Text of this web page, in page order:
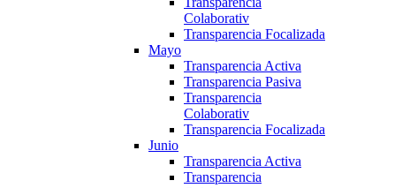
Colaborativ
Transparencia Focalizada
Mayo
Transparencia Activa
Transparencia Pasiva
Transparencia
Colaborativ
Transparencia Focalizada
Junio
Transparencia Activa
Transparencia